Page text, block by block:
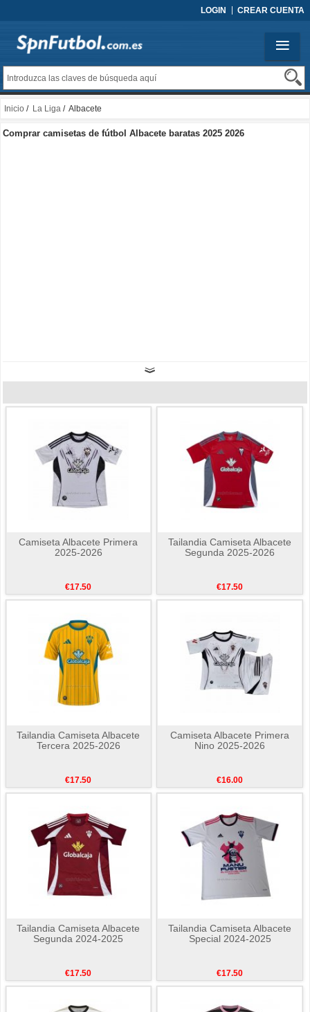
LOGIN CREAR CUENTA
Inicio / La Liga / Albacete
Comprar camisetas de fútbol Albacete baratas 2025 2026
Camiseta Albacete Primera
2025-2026
€17.50
Tailandia Camiseta Albacete
Segunda 2025-2026
€17.50
Tailandia Camiseta Albacete
Tercera 2025-2026
€17.50
Camiseta Albacete Primera
Nino 2025-2026
€16.00
Tailandia Camiseta Albacete
Segunda 2024-2025
€17.50
Tailandia Camiseta Albacete
Special 2024-2025
€17.50